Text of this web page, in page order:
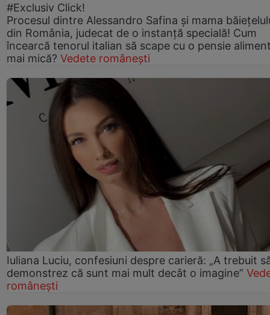
#Exclusiv Click!
Procesul dintre Alessandro Safina și mama
din România, judecat de o instanță specială! Cum
încearcă tenorul italian să scape cu o pensie
mai mică? Vedete românești
Iuliana Luciu, confesiuni despre carieră: „A trebuit
demonstrez că sunt mai mult decât o imagine”
românești